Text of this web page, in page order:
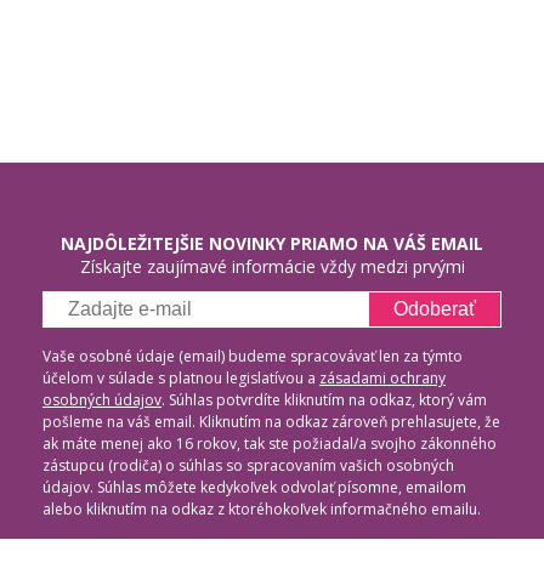
NAJDÔLEŽITEJŠIE NOVINKY PRIAMO NA VÁŠ EMAIL
Získajte zaujímavé informácie vždy medzi prvými
Odoberať
Vaše osobné údaje (email) budeme spracovávať len za týmto
účelom v súlade s platnou legislatívou a zásadami ochrany
osobných údajov. Súhlas potvrdíte kliknutím na odkaz, ktorý vám
pošleme na váš email. Kliknutím na odkaz zároveň prehlasujete, že
ak máte menej ako 16 rokov, tak ste požiadal/a svojho zákonného
zástupcu (rodiča) o súhlas so spracovaním vašich osobných
údajov. Súhlas môžete kedykoľvek odvolať písomne, emailom
alebo kliknutím na odkaz z ktoréhokoľvek informačného emailu.